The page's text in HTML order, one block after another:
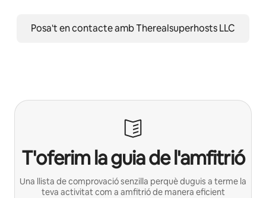
Posa't en contacte amb Therealsuperhosts LLC
T'oferim la guia de l'amfitrió
Una llista de comprovació senzilla perquè duguis a terme la
teva activitat com a amfitrió de manera eficient